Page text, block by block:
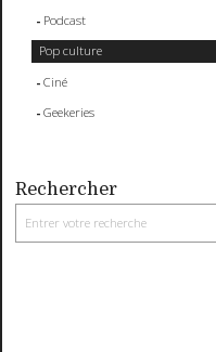
Podcast
Pop culture
Ciné
Geekeries
Rechercher